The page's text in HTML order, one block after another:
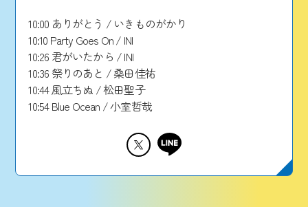
10:00 ありがとう / いきものがかり
10:10 Party Goes On / INI
10:26 君がいたから / INI
10:36 祭りのあと / 桑田佳祐
10:44 風立ちぬ / 松田聖子
10:54 Blue Ocean / 小室哲哉